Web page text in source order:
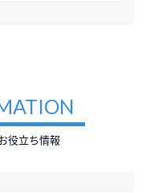
役立ち情報